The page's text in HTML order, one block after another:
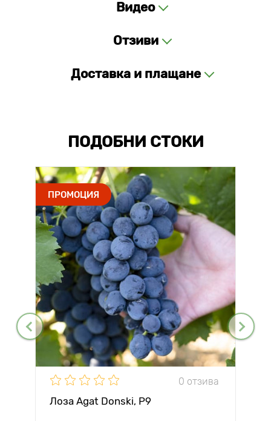
Видео
Отзиви
Доставка и плащане
ПОДОБНИ СТОКИ
ПРОМОЦИЯ
0 отзива
Лоза Agat Donski, Р9